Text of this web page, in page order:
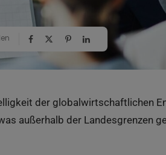
der globalwirtschaftlichen
außerhalb der Landesgrenzen